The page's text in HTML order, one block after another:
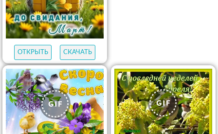
ОТКРЫТЬ СКАЧАТЬ